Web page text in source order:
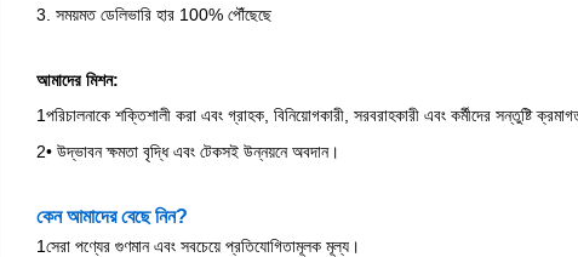
3. সময়মত ডেলিভারি হার 100% পৌঁছেছে
আমাদের মিশন:
1পরিচালনাকে শক্তিশালী করা এবং গ্রাহক, বিনিয়োগকারী, সরবরাহকারী এবং কর্মীদের সন্তুষ্টি
2• উদ্ভাবন ক্ষমতা বৃদ্ধি এবং টেকসই উন্নয়নে অবদান।
কেন আমাদের বেছে নিন?
1সেরা পণ্যের গুণমান এবং সবচেয়ে প্রতিযোগিতামূলক মূল্য।